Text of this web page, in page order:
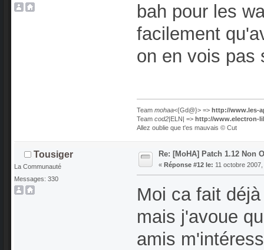
bah pour les
facilement
on en vois pas
Team mohaa<{Gd@}> => http://www.les-
Team cod2|ELN| => http://www.electron-
Allez oublie que t'es mauvais © Cut
Tousiger
La Communauté
Messages: 330
Re: [MoHA] Patch 1.12 Non
« Réponse #12 le: 11 octobre
Moi ca fait
mais j'avoue
amis